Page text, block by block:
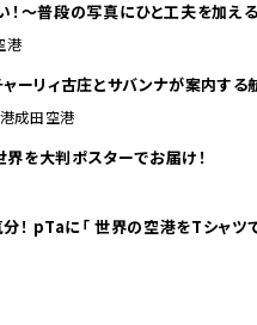
！～普段の写真にひと工夫を加え
港
ーリィ古庄とサバンナが案内す
成田空港
を大判ポスターでお届け！
この夏は空港コードTシャツで海外旅行気分！ pTaに「